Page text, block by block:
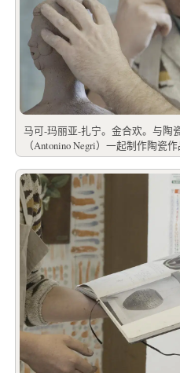
马可-玛丽亚-扎宁。金合欢。与陶
（Antonino Negri）一起制作陶瓷